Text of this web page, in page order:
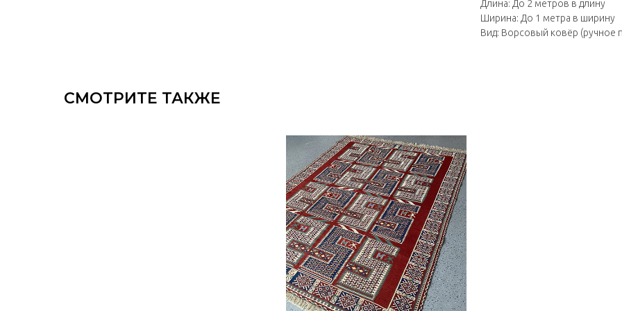
Длина: До 2 метров в длину
Ширина: До 1 метра в ширину
Вид: Ворсовый ковёр (ручное
СМОТРИТЕ ТАКЖЕ